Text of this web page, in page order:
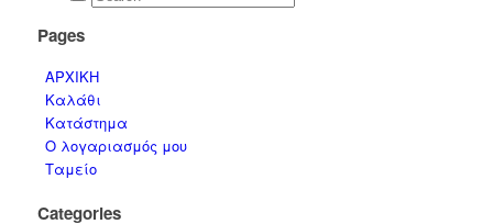
Pages
ΑΡΧΙΚΗ
Καλάθι
Κατάστημα
Ο λογαριασμός μου
Ταμείο
Categories